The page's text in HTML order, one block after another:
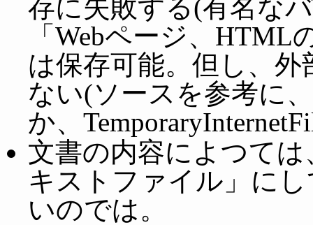
存に失敗する(有名な
「Webページ、
は保存可能。但し、
ない(ソースを参考に
か、
文書の内容によつて
キストファイル」に
いのでは。